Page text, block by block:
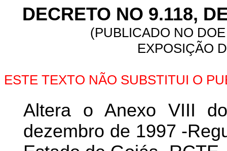
DECRETO NO 9.118,
(PUBLICADO NO
EXPOSIÇÃO
ESTE TEXTO NÃO SUBSTITUI O
Altera o Anexo VIII
dezembro de 1997 -